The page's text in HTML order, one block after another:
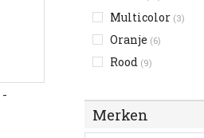
Multicolor (3)
Oranje (6)
Rood (9)
Wit
Zwart(113)
Merken